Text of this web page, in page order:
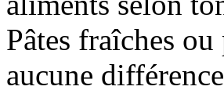
Pâtes fraîches
aucune